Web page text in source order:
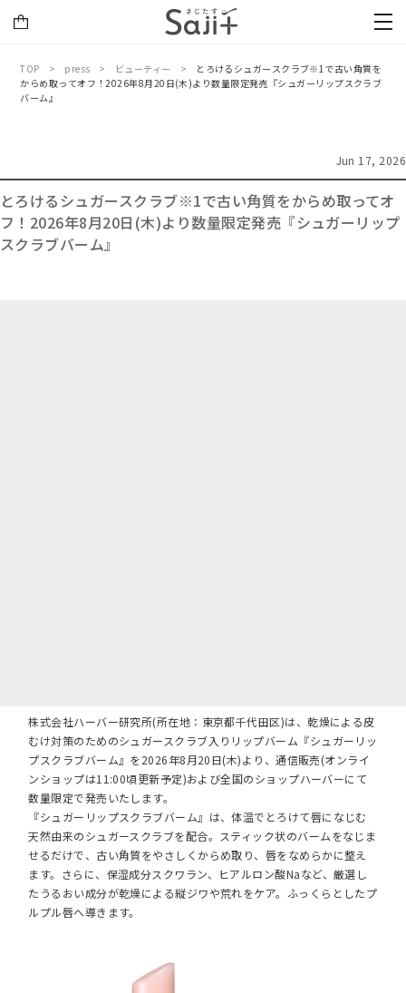
TOP press ビューティー
とろけるシュガースクラブ※1で古い角質を
からめ取ってオフ！2026年8月20日(木)より数量限定発売『シュガーリップスクラブ
バーム』
Jun 17, 2026
とろけるシュガースクラブ※1で古い角質をからめ取ってオ
フ！2026年8月20日(木)より数量限定発売『シュガーリップ
スクラブバーム』
株式会社ハーバー研究所(所在地：東京都千代田区)は、乾燥による皮
むけ対策のためのシュガースクラブ入りリップバーム『シュガーリッ
プスクラブバーム』を2026年8月20日(木)より、通信販売(オンライ
ンショップは11:00頃更新予定)および全国のショップハーバーにて
数量限定で発売いたします。
『シュガーリップスクラブバーム』は、体温でとろけて唇になじむ
天然由来のシュガースクラブを配合。スティック状のバームをなじま
せるだけで、古い角質をやさしくからめ取り、唇をなめらかに整え
ます。さらに、保湿成分スクワラン、ヒアルロン酸Naなど、厳選し
たうるおい成分が乾燥による縦ジワや荒れをケア。ふっくらとしたプ
ルプル唇へ導きます。